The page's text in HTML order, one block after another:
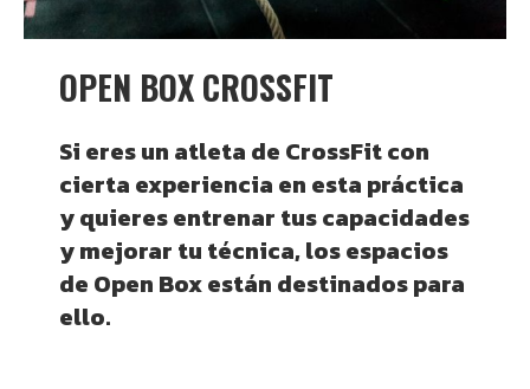
OPEN BOX CROSSFIT
Si eres un atleta de CrossFit con
cierta experiencia en esta práctica
y quieres entrenar tus capacidades
y mejorar tu técnica, los espacios
de Open Box están destinados para
ello.